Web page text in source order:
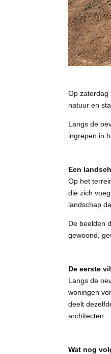
Op zaterdag
natuur en
Langs de
ingrepen in
Een
Op het
die zich
landschap
De beelden
gewoond,
De eerste
Langs de
woningen
deelt
architecten.
Wat nog